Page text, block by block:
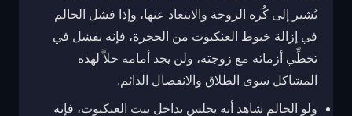
تُشير إلى كُره الزوجة والابتعاد عنها، وإذا فشل الحالم
في إزالة خيوط العنكبوت من الحجرة، فإنه يفشل في
تخطِّي أزماته مع زوجته، ولن يجد أمامه حلاَّ لهذه
المشاكل سوى الطلاق والانفصال الدائم.
ولو الحالم شاهد أنه يجلس بداخل بيت العنكبوت، فإنه